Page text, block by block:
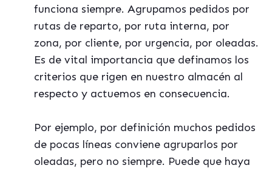
funciona siempre. Agrupamos pedidos por
rutas de reparto, por ruta interna, por
zona, por cliente, por urgencia, por oleadas.
Es de vital importancia que definamos los
criterios que rigen en nuestro almacén al
respecto y actuemos en consecuencia.
Por ejemplo, por definición muchos pedidos
de pocas líneas conviene agruparlos por
oleadas, pero no siempre. Puede que haya